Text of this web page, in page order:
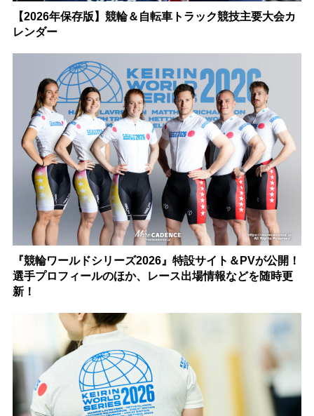
【2026年保存版】競輪＆自転車トラック競技主要大会カ
レンダー
『競輪ワールドシリーズ2026』特設サイト＆PVが公開！
選手プロフィールのほか、レース出場情報などを随時更
新！